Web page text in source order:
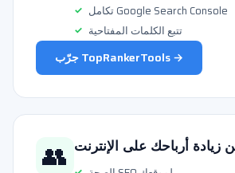
تكامل Google Search Console
تتبع الكلمات المفتاحية
جرّب TopRankerTools →
👥 زيادة أرباحك على الإنترنت